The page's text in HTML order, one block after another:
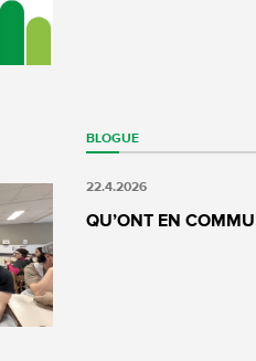
BLOGUE
22.4.2026
QU’ONT EN